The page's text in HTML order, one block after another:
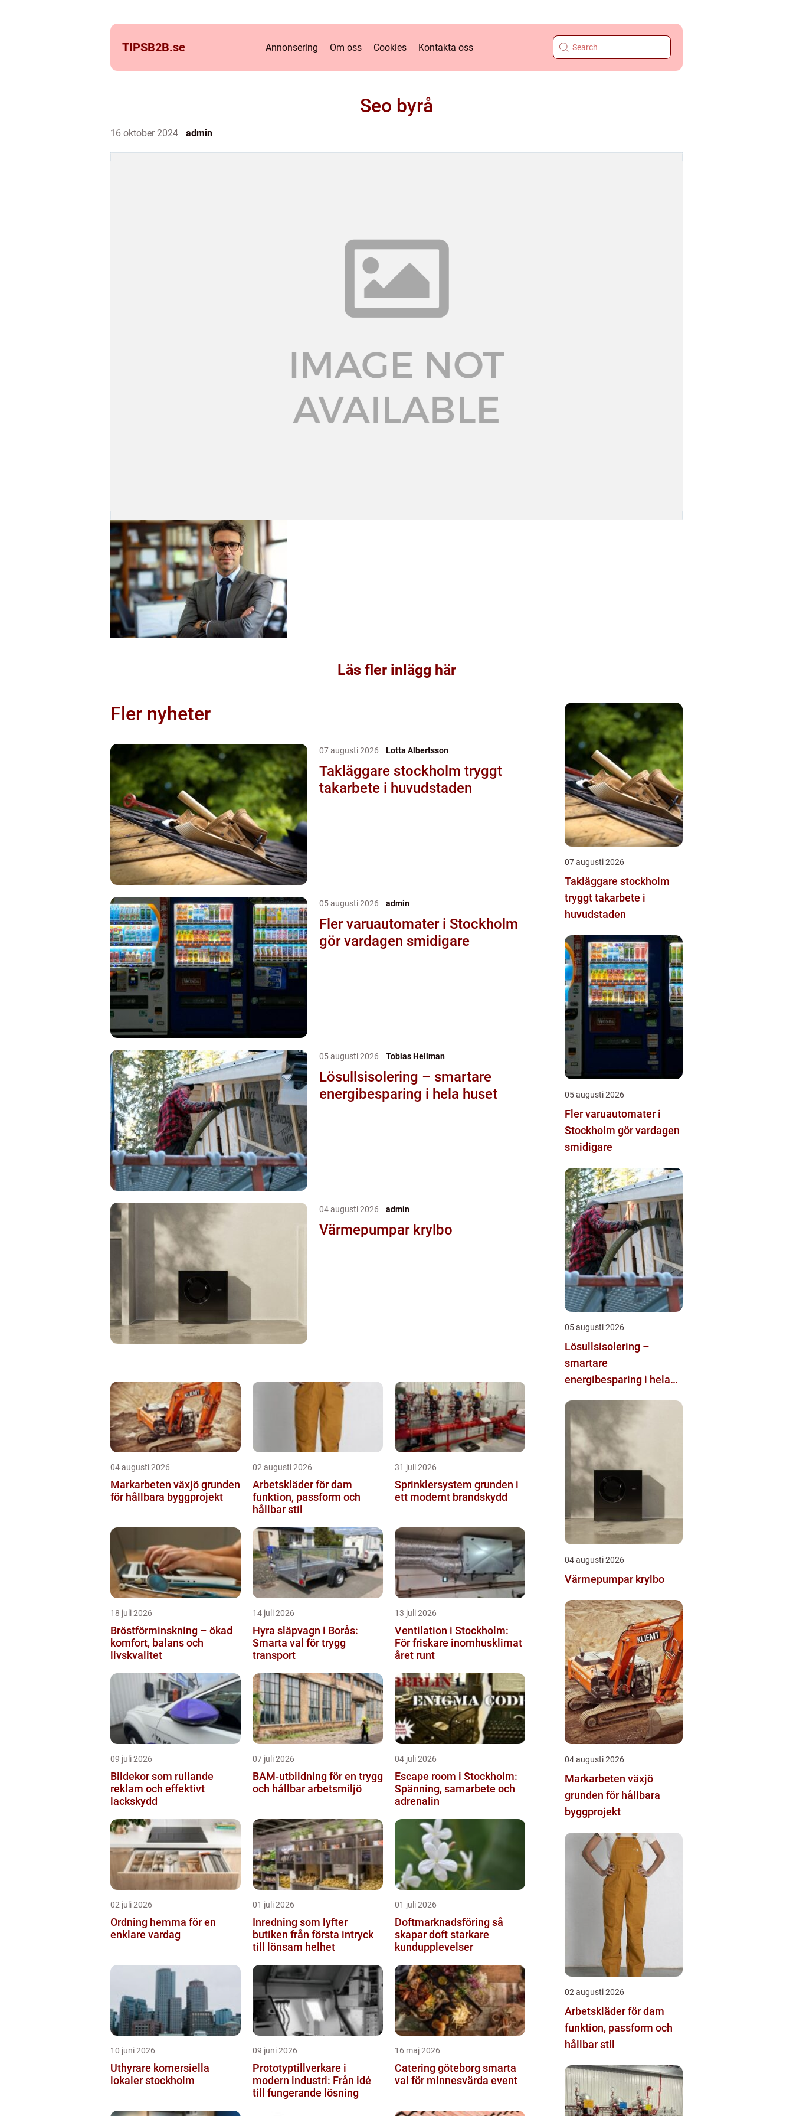
TIPSB2B.se Annonsering Om oss Cookies Kontakta oss
Seo byrå
16 oktober 2024 admin
Läs fler inlägg här
Fler nyheter
07 augusti 2026 Lotta Albertsson
Takläggare stockholm tryggt
takarbete i huvudstaden
05 augusti 2026 admin
Fler varuautomater i Stockholm
gör vardagen smidigare
05 augusti 2026 Tobias Hellman
Lösullsisolering – smartare
energibesparing i hela huset
04 augusti 2026 admin
Värmepumpar krylbo
04 augusti 2026
Markarbeten växjö grunden
för hållbara byggprojekt
02 augusti 2026
Arbetskläder för dam
funktion, passform och
hållbar stil
31 juli 2026
Sprinklersystem grunden i
ett modernt brandskydd
18 juli 2026
Bröstförminskning – ökad
komfort, balans och
livskvalitet
14 juli 2026
Hyra släpvagn i Borås:
Smarta val för trygg
transport
13 juli 2026
Ventilation i Stockholm:
För friskare inomhusklimat
året runt
09 juli 2026
Bildekor som rullande
reklam och effektivt
lackskydd
07 juli 2026
BAM-utbildning för en trygg
och hållbar arbetsmiljö
04 juli 2026
Escape room i Stockholm:
Spänning, samarbete och
adrenalin
02 juli 2026
Ordning hemma för en
enklare vardag
01 juli 2026
Inredning som lyfter
butiken från första intryck
till lönsam helhet
01 juli 2026
Doftmarknadsföring så
skapar doft starkare
kundupplevelser
10 juni 2026
Uthyrare komersiella
lokaler stockholm
09 juni 2026
Prototyptillverkare i
modern industri: Från idé
till fungerande lösning
16 maj 2026
Catering göteborg smarta
val för minnesvärda event
07 augusti 2026
Takläggare stockholm
tryggt takarbete i
huvudstaden
05 augusti 2026
Fler varuautomater i
Stockholm gör vardagen
smidigare
05 augusti 2026
Lösullsisolering –
smartare
energibesparing i hela
04 augusti 2026
Värmepumpar krylbo
04 augusti 2026
Markarbeten växjö
grunden för hållbara
byggprojekt
02 augusti 2026
Arbetskläder för dam
funktion, passform och
hållbar stil